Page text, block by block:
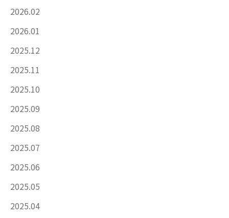
2026.02
2026.01
2025.12
2025.11
2025.10
2025.09
2025.08
2025.07
2025.06
2025.05
2025.04